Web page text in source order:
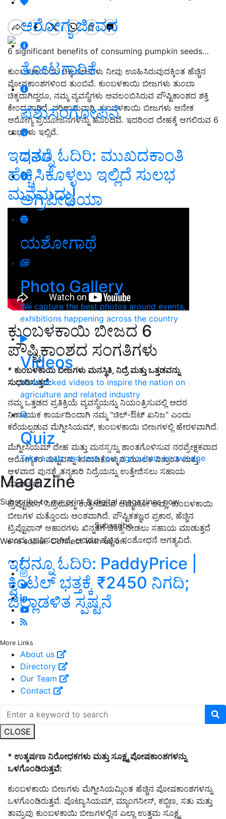
ಆರೋಗ್ಯ ಜೀವನ
ತೋಟಗಾರಿಕೆ
ಪಶುಸಂಗೋಪನೆ
ಇತರೆ
ಅಗ್ರಿಪೀಡಿಯಾ
ಯಶೋಗಾಥೆ
Photo Gallery
We capture the best photos around events,
exhibitions happening across the country
Videos
Handpicked videos to inspire the nation on
agriculture and related industry
Quiz
Take a quiz and test your agriculture knowledge
Magazine
Subscribe to our print & digital magazines now
Subscribe
We're social. Connect with us on:
More Links
About us
Directory
Our Team
Contact
CLOSE
6 significant benefits of consuming pumpkin seeds…
ಕುಂಬಳಕಾಯಿಯ ಚಿಕ್ಕ ಬೀಜಗಳು ನೀವು ಊಹಿಸಿರುವುದಕ್ಕಿಂತ ಹೆಚ್ಚಿನ
ಪೋಷಕಾಂಶಗಳಿಂದ ತುಂಬಿವೆ. ಕುಂಬಳಕಾಯಿ ಬೀಜಗಳು ತುಂಬಾ
ಚಿಕ್ಕದಾಗಿದ್ದರೂ, ನಮ್ಮ ವ್ಯವಸ್ಥೆಗಳು ಅವಲಂಬಿಸಿರುವ ಪೌಷ್ಟಿಕಾಂಶದ ಶಕ್ತಿ
ಕೇಂದ್ರವಾಗಿದೆ. ಪರಿಣಾಮವಾಗಿ, ಕುಂಬಳಕಾಯಿ ಬೀಜಗಳು ಅನೇಕ
ಆರೋಗ್ಯ ಪ್ರಯೋಜನಗಳನ್ನು ಹೊಂದಿವೆ. ಇದರಿಂದ ದೇಹಕ್ಕೆ ಆಗಲಿರುವ 6
ಲಾಭಗಳು ಇಲ್ಲಿವೆ.
ಇದನ್ನೂ ಓದಿರಿ: ಮುಖದಕಾಂತಿ
ಹೆಚ್ಚಿಸಿಕೊಳ್ಳಲು ಇಲ್ಲಿದೆ ಸುಲಭ
ಮನೆಮದ್ದು!
ಕುಂಬಳಕಾಯಿ ಬೀಜದ 6
ಪೌಷ್ಟಿಕಾಂಶದ ಸಂಗತಿಗಳು
* ಕುಂಬಳಕಾಯಿ ಬೀಜಗಳು ಮನಸ್ಥಿತಿ, ನಿದ್ರೆ ಮತ್ತು ಒತ್ತಡವನ್ನು
ಸುಧಾರಿಸುತ್ತದೆ:
ನಮ್ಮ ಒತ್ತಡದ ಪ್ರತಿಕ್ರಿಯೆ ವ್ಯವಸ್ಥೆಯನ್ನು ನಿಯಂತ್ರಿಸುವಲ್ಲಿ ಅದರ
ನಿರ್ಣಾಯಕ ಕಾರ್ಯದಿಂದಾಗಿ ನಮ್ಮ "ಚಿಲ್-ಔಟ್ ಖನಿಜ" ಎಂದು
ಕರೆಯಲ್ಪಡುವ ಮೆಗ್ನೀಸಿಯಮ್, ಕುಂಬಳಕಾಯಿ ಬೀಜಗಳಲ್ಲಿ ಹೇರಳವಾಗಿದೆ.
ಮೆಗ್ನೀಸಿಯಮ್ ದೇಹ ಮತ್ತು ಮನಸ್ಸನ್ನು ಶಾಂತಗೊಳಿಸುವ ನರಪ್ರೇಕ್ಷಕವಾದ
ಆರೋಗ್ಯಕರ ಮಟ್ಟವನ್ನು ಕಾಪಾಡಿಕೊಳ್ಳುವ ಮೂಲಕ ವಿಶ್ರಾಂತಿ ಮತ್ತು
ಆಳವಾದ ಪುನಶ್ಚೈತನ್ಯಕಾರಿ ನಿದ್ರೆಯನ್ನು ಉತ್ತೇಜಿಸಲು ಸಹಾಯ
ಮಾಡುತ್ತದೆ.
ಟ್ರಿಪ್ಟೊಫಾನ್ ನಿದ್ರೆಯನ್ನು ಉತ್ತೇಜಿಸುವ ಅಮೈನೋ ಆಮ್ಲ, ಕುಂಬಳಕಾಯಿ
ಬೀಜಗಳ ಮತ್ತೊಂದು ಅಂಶವಾಗಿದೆ. ಪೌಷ್ಟಿಕತಜ್ಞರ ಪ್ರಕಾರ, ಹೆಚ್ಚಿನ
ಟ್ರಿಪ್ಟೊಫಾನ್ ಆಹಾರಗಳು ಖಿನ್ನತೆಗೆ ಚಿಕಿತ್ಸೆ ನೀಡಲು ಸಹಾಯ ಮಾಡುತ್ತದೆ
ಎಂದು ಭಾವಿಸಲಾಗಿದೆ, ಆದರೂ ಹೆಚ್ಚಿನ ಸಂಶೋಧನೆ ಅಗತ್ಯವಿದೆ.
ಇದನ್ನೂ ಓದಿರಿ: PaddyPrice |
ಕ್ವಿಂಟಲ್ ಭತ್ತಕ್ಕೆ ₹2450 ನಿಗದಿ;
ಜಿಲ್ಲಾಡಳಿತ ಸ್ಪಷ್ಟನೆ
* ಉತ್ಕರ್ಷಣ ನಿರೋಧಕಗಳು ಮತ್ತು ಸೂಕ್ಷ್ಮ ಪೋಷಕಾಂಶಗಳನ್ನು
ಒಳಗೊಂಡಿರುತ್ತವೆ:
ಕುಂಬಳಕಾಯಿ ಬೀಜಗಳು ಮೆಗ್ನೀಸಿಯಮ್ಗಿಂತ ಹೆಚ್ಚಿನ ಪೋಷಕಾಂಶಗಳನ್ನು
ಒಳಗೊಂಡಿರುತ್ತವೆ. ಪೊಟ್ಯಾಸಿಯಮ್, ಮ್ಯಾಂಗನೀಸ್, ಕಬ್ಬಿಣ, ಸತು ಮತ್ತು
ತಾಮ್ರವು ಕುಂಬಳಕಾಯಿ ಬೀಜಗಳಲ್ಲಿನ ಎಲ್ಲಾ ಉತ್ತಮ ಸೂಕ್ಷ್ಮ